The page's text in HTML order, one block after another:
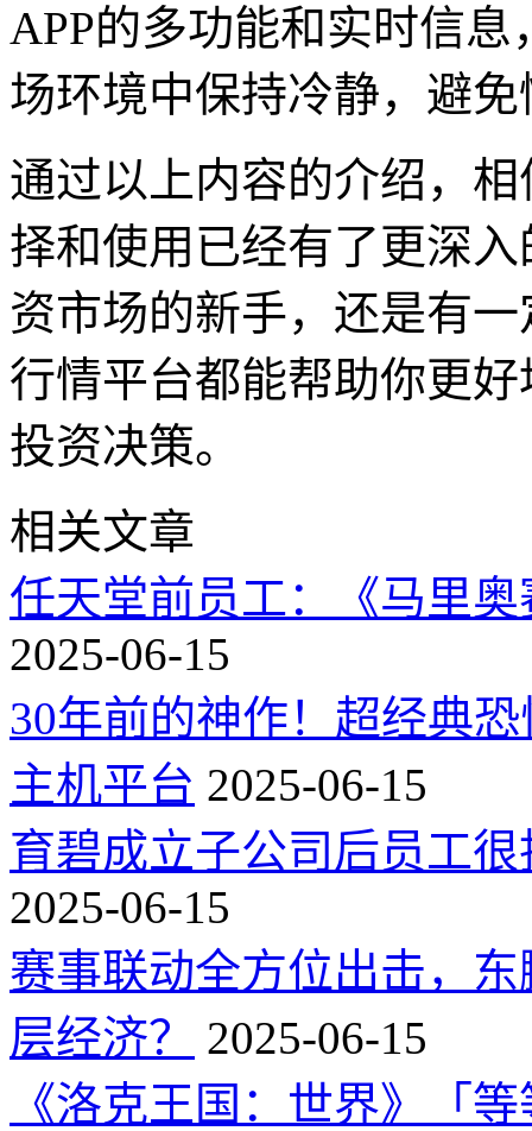
APP的多功能和实时信
场环境中保持冷静，避
通过以上内容的介绍，
择和使用已经有了更深
资市场的新手，还是有
行情平台都能帮助你更
投资决策。
相关文章
任天堂前员工：《马里
2025-06-15
30年前的神作！超经典
主机平台 2025-06-15
育碧成立子公司后员工
2025-06-15
赛事联动全方位出击，
层经济？
2025-06-15
《洛克王国：世界》「